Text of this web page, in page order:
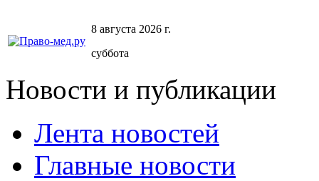
8 августа 2026 г.
суббота
Новости и публикации
Лента новостей
Главные новости